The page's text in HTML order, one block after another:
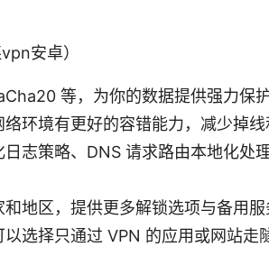
安卓）
等，为你的数据提供强力保护
环境有更好的容错能力，减少掉线
志策略、DNS 请求路由本地化处
地区，提供更多解锁选项与备用服
选择只通过 VPN 的应用或网站走